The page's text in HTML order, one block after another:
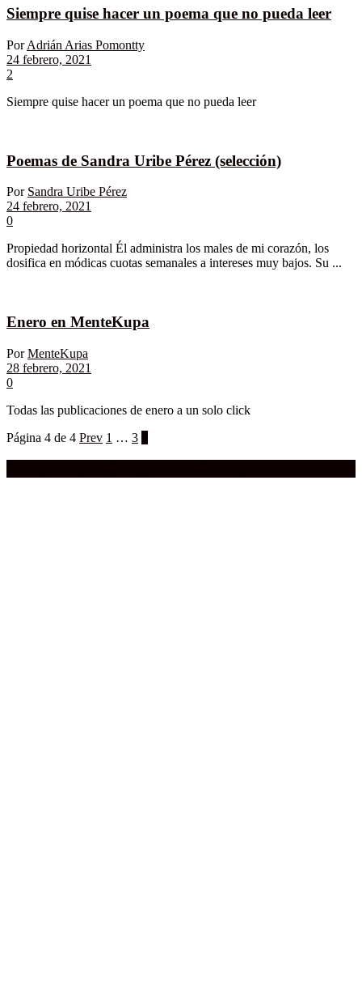
Siempre quise hacer un poema que no pueda leer
Por Adrián Arias Pomontty
24 febrero, 2021
2
Siempre quise hacer un poema que no pueda leer
Poemas de Sandra Uribe Pérez (selección)
Por Sandra Uribe Pérez
24 febrero, 2021
0
Propiedad horizontal Él administra los males de mi corazón, los
dosifica en módicas cuotas semanales a intereses muy bajos. Su ...
Enero en MenteKupa
Por MenteKupa
28 febrero, 2021
0
Todas las publicaciones de enero a un solo click
Página 4 de 4 Prev 1 … 3